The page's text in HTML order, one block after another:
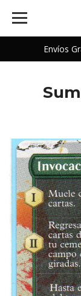
Envíos